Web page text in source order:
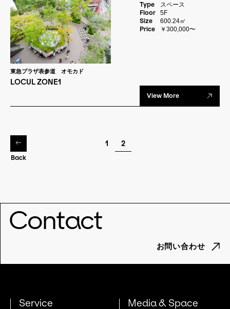
東急プラザ表参道 オモカド
LOCUL ZONE1
Type
スペース
Floor
5F
Size
600.24㎡
Price
￥300,000〜
View More
Back
1 2
Contact
お問い合わせ
Service Media & Space